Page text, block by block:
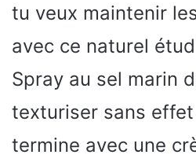
tu veux maintenir
avec ce naturel
Spray au sel marin
texturiser sans
termine avec une